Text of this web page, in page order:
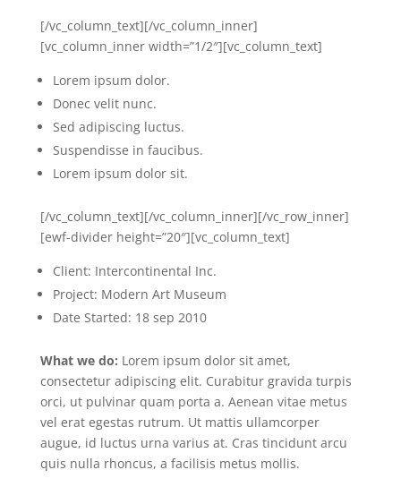
[/vc_column_text][/vc_column_inner]
[vc_column_inner width=”1/2″][vc_column_text]
Lorem ipsum dolor.
Donec velit nunc.
Sed adipiscing luctus.
Suspendisse in faucibus.
Lorem ipsum dolor sit.
[/vc_column_text][/vc_column_inner][/vc_row_inner]
[ewf-divider height=”20″][vc_column_text]
Client: Intercontinental Inc.
Project: Modern Art Museum
Date Started: 18 sep 2010
What we do: Lorem ipsum dolor sit amet,
consectetur adipiscing elit. Curabitur gravida turpis
orci, ut pulvinar quam porta a. Aenean vitae metus
vel erat egestas rutrum. Ut mattis ullamcorper
augue, id luctus urna varius at. Cras tincidunt arcu
quis nulla rhoncus, a facilisis metus mollis.